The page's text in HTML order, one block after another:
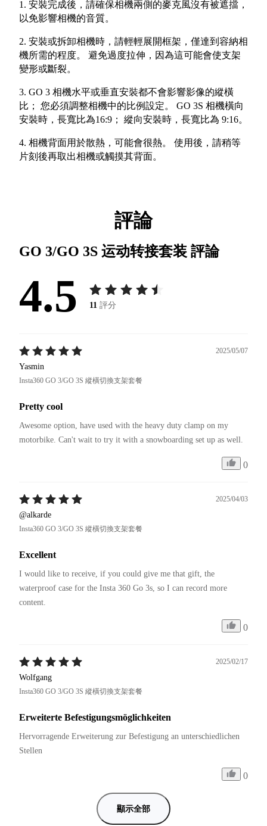
1. 安裝完成後，請確保相機兩側的麥克風沒有被遮擋，
以免影響相機的音質。
2. 安裝或拆卸相機時，請輕輕展開框架，僅達到容納相
機所需的程度。 避免過度拉伸，因為這可能會使支架
變形或斷裂。
3. GO 3 相機水平或垂直安裝都不會影響影像的縱橫
比； 您必須調整相機中的比例設定。 GO 3S 相機橫向
安裝時，長寬比為16:9； 縱向安裝時，長寬比為 9:16。
4. 相機背面用於散熱，可能會很熱。 使用後，請稍等
片刻後再取出相機或觸摸其背面。
評論
GO 3/GO 3S 运动转接套装 評論
4.5 11 評分
2025/05/07
Yasmin
Insta360 GO 3/GO 3S 縱橫切換支架套餐
Pretty cool
Awesome option, have used with the heavy duty clamp on my
motorbike. Can't wait to try it with a snowboarding set up as well.
0
2025/04/03
@alkarde
Insta360 GO 3/GO 3S 縱橫切換支架套餐
Excellent
I would like to receive, if you could give me that gift, the
waterproof case for the Insta 360 Go 3s, so I can record more
content.
0
2025/02/17
Wolfgang
Insta360 GO 3/GO 3S 縱橫切換支架套餐
Erweiterte Befestigungsmöglichkeiten
Hervorragende Erweiterung zur Befestigung an unterschiedlichen
Stellen
0
顯示全部